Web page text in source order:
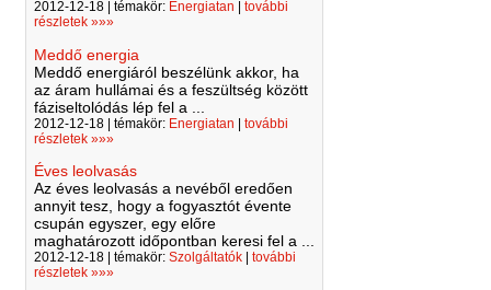
2012-12-18 | témakör: Energiatan
további
részletek »»»
Meddő energia
Meddő energiáról beszélünk akkor, ha
az áram hullámai és a feszültség között
fáziseltolódás lép fel a ...
2012-12-18 | témakör: Energiatan | további
részletek »»»
Éves leolvasás
Az éves leolvasás a nevéből eredően
annyit tesz, hogy a fogyasztót évente
csupán egyszer, egy előre
maghatározott időpontban keresi fel a ...
2012-12-18 | témakör: Szolgáltatók| további
részletek »»»